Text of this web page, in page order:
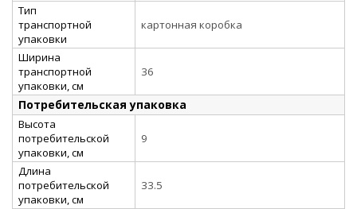
Тип
транспортной
упаковки
картонная коробка
Ширина
транспортной
упаковки, см
36
Потребительская упаковка
Высота
потребительской
упаковки, см
9
Длина
потребительской
упаковки, см
33.5